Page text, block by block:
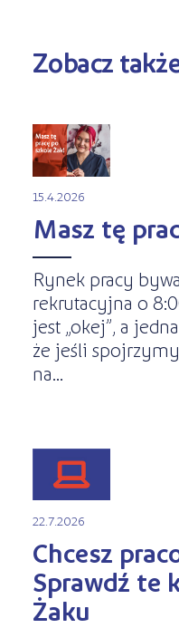
Zobacz
15.4.2026
Masz tę
Rynek pracy
rekrutacyjna o
jest „okej”, a
że jeśli
na...
22.7.2026
Chcesz
Sprawdź te
Żaku